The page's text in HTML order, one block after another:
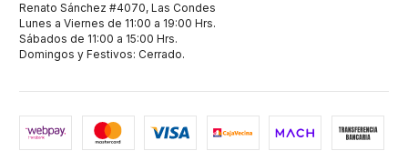
Renato Sánchez #4070, Las Condes
Lunes a Viernes de 11:00 a 19:00 Hrs.
Sábados de 11:00 a 15:00 Hrs.
Domingos y Festivos: Cerrado.